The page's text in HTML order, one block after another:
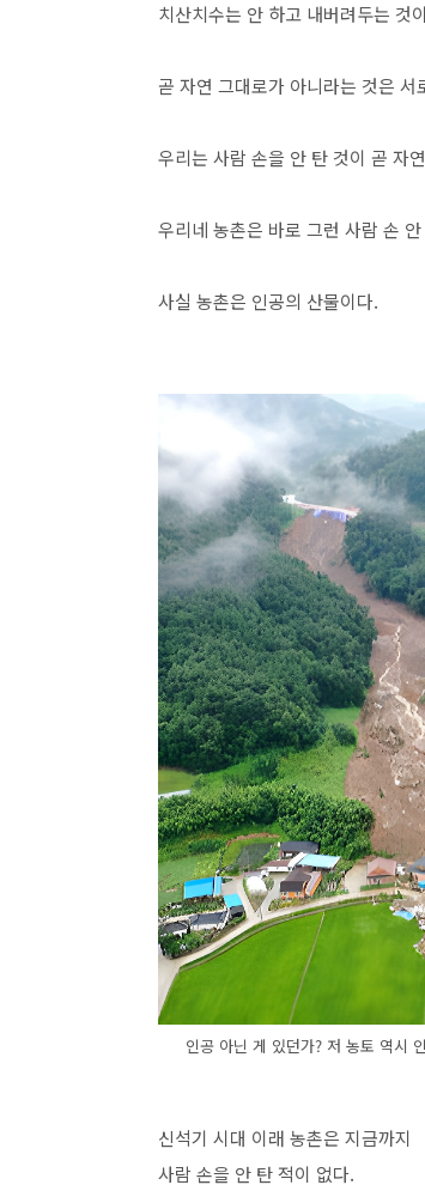
치산치수는 안 하고 내버려두는 것이
곧 자연 그대로가 아니라는 것은 서
우리는 사람 손을 안 탄 것이 곧 자
우리네 농촌은 바로 그런 사람 손
사실 농촌은 인공의 산물이다.
인공 아닌 게 있던가? 저 농토 역시
신석기 시대 이래 농촌은 지금까지
사람 손을 안 탄 적이 없다.